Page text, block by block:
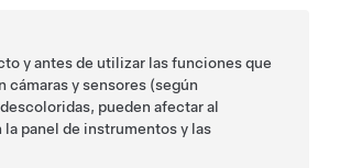
y antes de utilizar las funciones que
cámarasy sensores (según
pueden afectar al
la panel de instrumentosy las